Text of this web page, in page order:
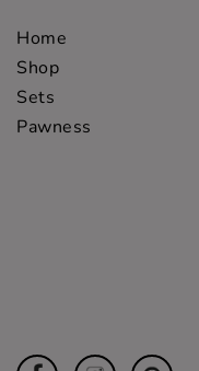
Home
Shop
Sets
Pawness